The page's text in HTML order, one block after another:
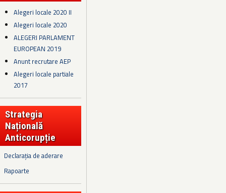
Alegeri locale 2020 II
Alegeri locale 2020
ALEGERI PARLAMENT
EUROPEAN 2019
Anunt recrutare AEP
Alegeri locale partiale
2017
Strategia
Națională
Anticorupție
Declarația de aderare
Rapoarte